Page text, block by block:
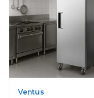
Ventus